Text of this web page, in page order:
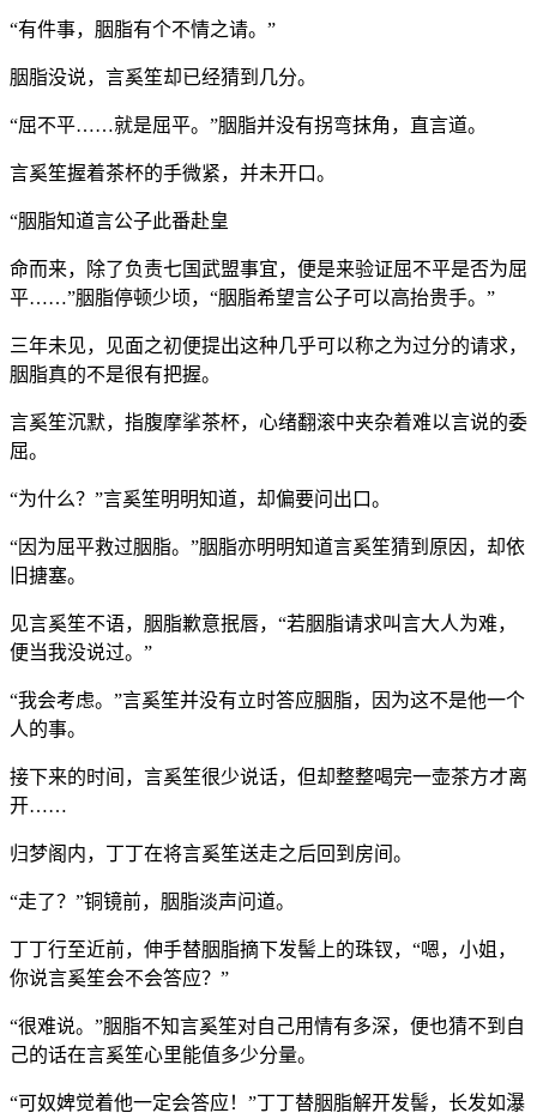
“有件事，胭脂有个不情之请。”
胭脂没说，言奚笙却已经猜到几分。
“屈不平……就是屈平。”胭脂并没有拐弯抹角，直言道。
言奚笙握着茶杯的手微紧，并未开口。
“胭脂知道言公子此番赴皇
命而来，除了负责七国武盟事宜，便是来验证屈不平是否为屈
平……”胭脂停顿少顷，“胭脂希望言公子可以高抬贵手。”
三年未见，见面之初便提出这种几乎可以称之为过分的请求，
胭脂真的不是很有把握。
言奚笙沉默，指腹摩挲茶杯，心绪翻滚中夹杂着难以言说的委
屈。
“为什么？”言奚笙明明知道，却偏要问出口。
“因为屈平救过胭脂。”胭脂亦明明知道言奚笙猜到原因，却依
旧搪塞。
见言奚笙不语，胭脂歉意抿唇，“若胭脂请求叫言大人为难，
便当我没说过。”
“我会考虑。”言奚笙并没有立时答应胭脂，因为这不是他一个
人的事。
接下来的时间，言奚笙很少说话，但却整整喝完一壶茶方才离
开……
归梦阁内，丁丁在将言奚笙送走之后回到房间。
“走了？”铜镜前，胭脂淡声问道。
丁丁行至近前，伸手替胭脂摘下发髻上的珠钗，“嗯，小姐，
你说言奚笙会不会答应？”
“很难说。”胭脂不知言奚笙对自己用情有多深，便也猜不到自
己的话在言奚笙心里能值多少分量。
“可奴婢觉着他一定会答应！”丁丁替胭脂解开发髻，长发如瀑